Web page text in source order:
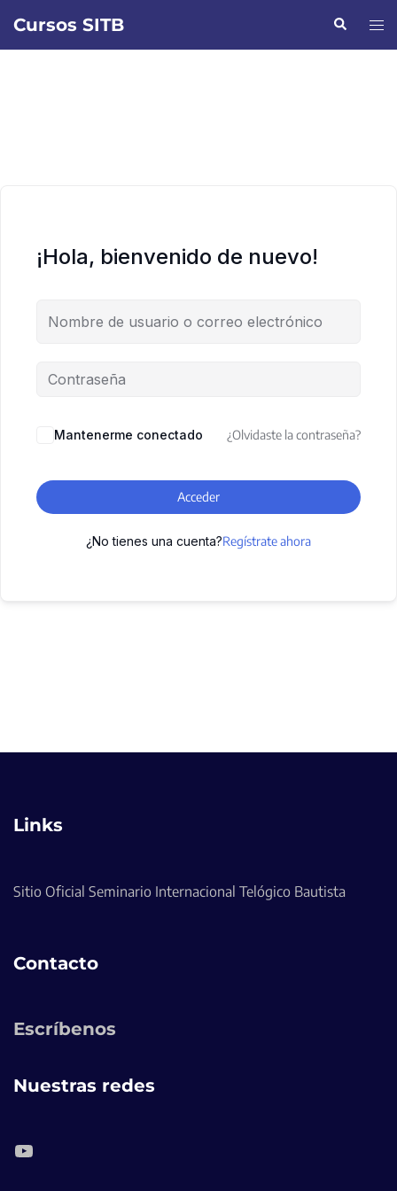
Cursos SITB Buscar
¡Hola, bienvenido de nuevo!
Mantenerme conectado ¿Olvidaste la contraseña?
Acceder
¿No tienes una cuenta?Regístrate ahora
Links
Sitio Oficial Seminario Internacional Telógico Bautista
Contacto
Escríbenos
Nuestras redes
YouTube